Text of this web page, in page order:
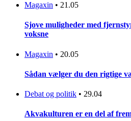
Magaxin • 21.05
Sjove muligheder med
voksne
Magaxin • 20.05
Sådan vælger du den rigtige
Debat og politik • 29.04
Akvakulturen er en del af